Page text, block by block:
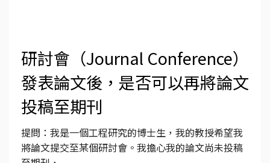
研討會（Journal Conference）
發表論文後，是否可以再將論文
投稿至期刊
提問：我是一個工程研究的博士生，我的教授希望我
將論文提交至某個研討會。我擔心我的論文尚未投稿